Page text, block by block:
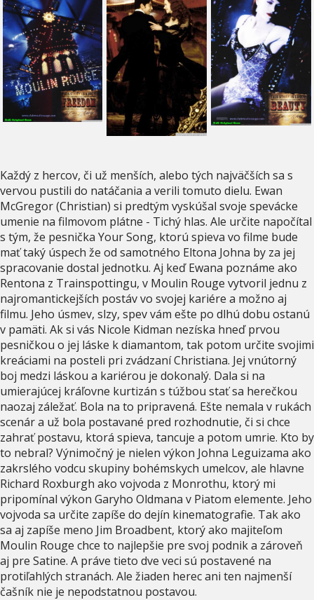
Každý z hercov, či už menších, alebo tých najväčších sa s
vervou pustili do natáčania a verili tomuto dielu. Ewan
McGregor (Christian) si predtým vyskúšal svoje spevácke
umenie na filmovom plátne - Tichý hlas. Ale určite napočítal
s tým, že pesnička Your Song, ktorú spieva vo filme bude
mať taký úspech že od samotného Eltona Johna by za jej
spracovanie dostal jednotku. Aj keď Ewana poznáme ako
Rentona z Trainspottingu, v Moulin Rouge vytvoril jednu z
najromantickejších postáv vo svojej kariére a možno aj
filmu. Jeho úsmev, slzy, spev vám ešte po dlhú dobu ostanú
v pamäti. Ak si vás Nicole Kidman nezíska hneď prvou
pesničkou o jej láske k diamantom, tak potom určite svojimi
kreáciami na posteli pri zvádzaní Christiana. Jej vnútorný
boj medzi láskou a kariérou je dokonalý. Dala si na
umierajúcej kráľovne kurtizán s túžbou stať sa herečkou
naozaj záležať. Bola na to pripravená. Ešte nemala v rukách
scenár a už bola postavané pred rozhodnutie, či si chce
zahrať postavu, ktorá spieva, tancuje a potom umrie. Kto by
to nebral? Výnimočný je nielen výkon Johna Leguizama ako
zakrslého vodcu skupiny bohémskych umelcov, ale hlavne
Richard Roxburgh ako vojvoda z Monrothu, ktorý mi
pripomínal výkon Garyho Oldmana v Piatom elemente. Jeho
vojvoda sa určite zapíše do dejín kinematografie. Tak ako
sa aj zapíše meno Jim Broadbent, ktorý ako majiteľom
Moulin Rouge chce to najlepšie pre svoj podnik a zároveň
aj pre Satine. A práve tieto dve veci sú postavené na
protiľahlých stranách. Ale žiaden herec ani ten najmenší
čašník nie je nepodstatnou postavou.